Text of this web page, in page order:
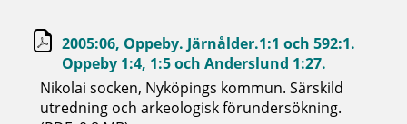
2005:06, Oppeby. Järnålder.1:1 och 592:1.
Oppeby 1:4, 1:5 och Anderslund 1:27.
Nikolai socken, Nyköpings kommun. Särskild
utredning och arkeologisk förundersökning.